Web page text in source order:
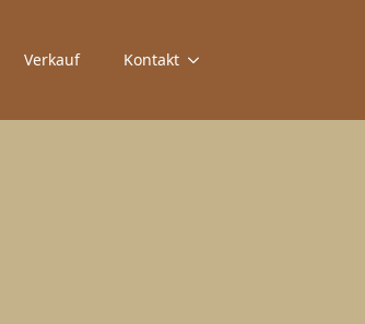
Verkauf Kontakt